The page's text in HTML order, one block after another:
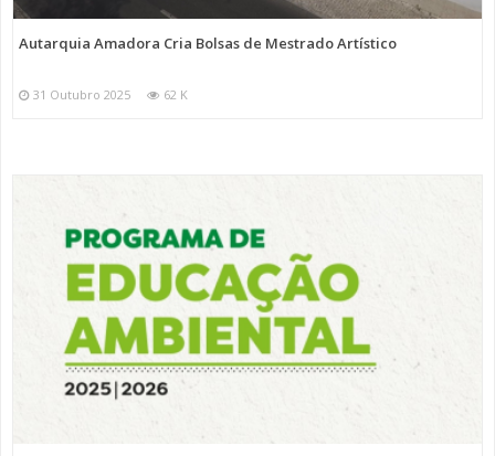
Autarquia Amadora Cria Bolsas de Mestrado Artístico
31 Outubro 2025 62 K